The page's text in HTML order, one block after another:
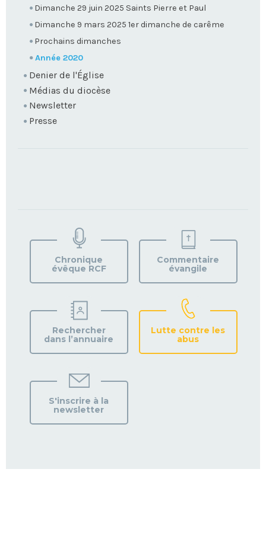
Dimanche 29 juin 2025 Saints Pierre et Paul
Dimanche 9 mars 2025 1er dimanche de carême
Prochains dimanches
Année 2020
Denier de l'Église
Médias du diocèse
Newsletter
Presse
VOTRE
PAROISSE
Chronique
évêque RCF
Commentaire
évangile
Rechercher
dans l’annuaire
Lutte contre les
abus
S'inscrire à la
newsletter